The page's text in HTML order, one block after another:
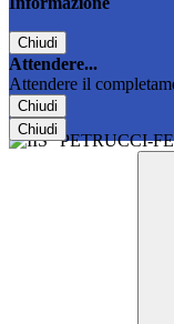
Chiudi
Attendere...
Attendere il
Chiudi
Chiudi